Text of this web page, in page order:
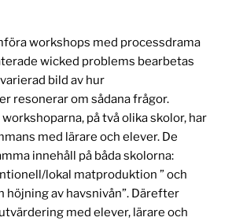
workshops med processdrama
wicked problems bearbetas
bild av hur
resonerar om sådana frågor.
på två olika skolor, har
med lärare och elever. De
innehåll på båda skolorna:
lokal matproduktion ” och
höjning av havsnivån”. Därefter
med elever, lärare och